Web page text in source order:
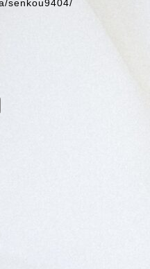
senkou9404/